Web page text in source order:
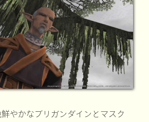
やかなブリガンダインとマスク